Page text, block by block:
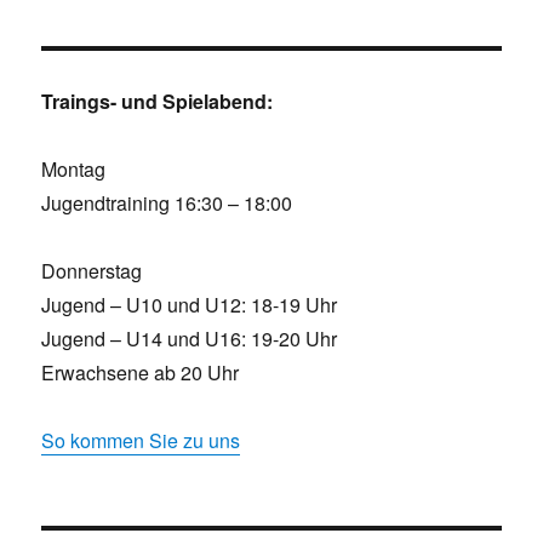
Traings- und Spielabend:
Montag
Jugendtraining 16:30 – 18:00
Donnerstag
Jugend – U10 und U12: 18-19 Uhr
Jugend – U14 und U16: 19-20 Uhr
Erwachsene ab 20 Uhr
So kommen Sie zu uns